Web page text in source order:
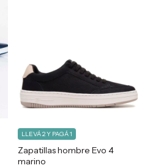
Zapatillas hombre Evo 4
marino
LLEVÁ 2 Y PAGÁ 1